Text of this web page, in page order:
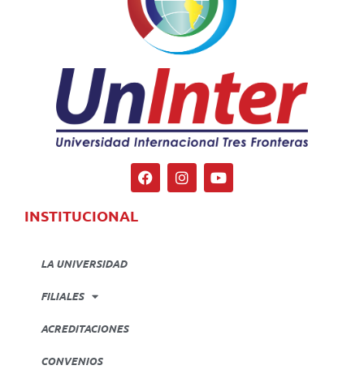
INSTITUCIONAL
LA UNIVERSIDAD
FILIALES
ACREDITACIONES
CONVENIOS